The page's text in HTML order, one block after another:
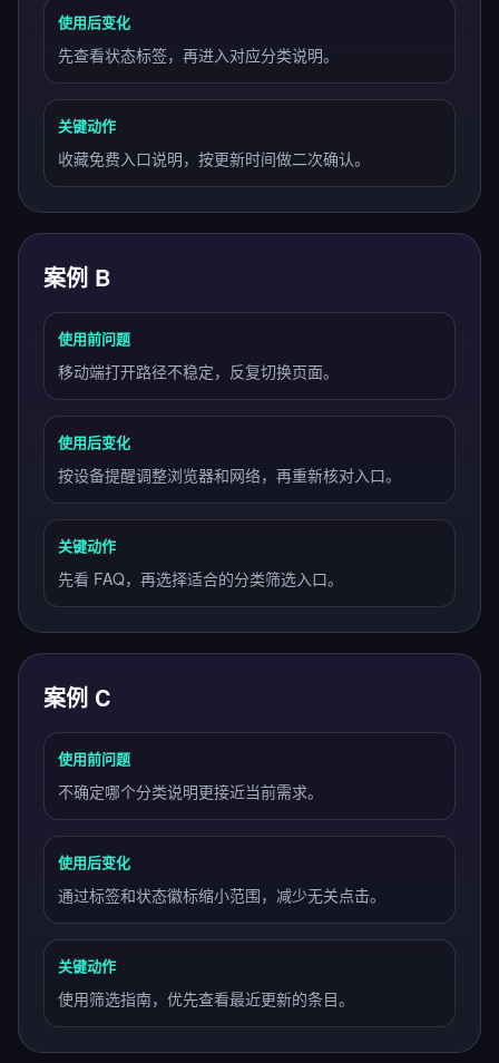
使用后变化
先查看状态标签，再进入对应分类说明。
关键动作
收藏免费入口说明，按更新时间做二次确认。
案例 B
使用前问题
移动端打开路径不稳定，反复切换页面。
使用后变化
按设备提醒调整浏览器和网络，再重新核对入口。
关键动作
先看 FAQ，再选择适合的分类筛选入口。
案例 C
使用前问题
不确定哪个分类说明更接近当前需求。
使用后变化
通过标签和状态徽标缩小范围，减少无关点击。
关键动作
使用筛选指南，优先查看最近更新的条目。